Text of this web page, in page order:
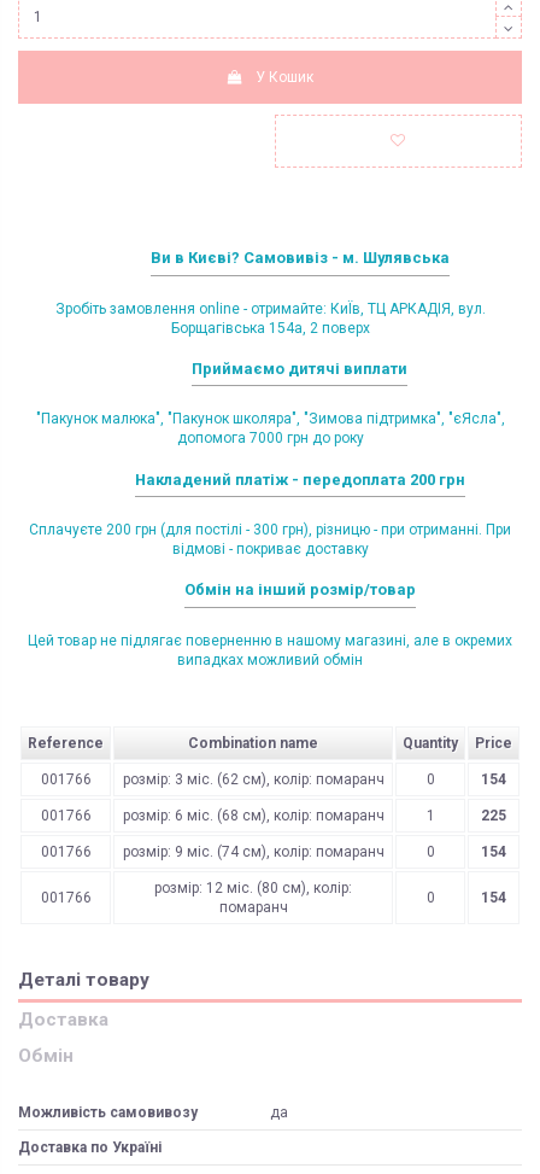
У Кошик
Ви в Києві? Самовивіз - м. Шулявська
Зробіть замовлення online - отримайте: КиЇв, ТЦ АРКАДІЯ, вул.
Борщагівська 154а, 2 поверх
Приймаємо дитячі виплати
"Пакунок малюка", "Пакунок школяра", "Зимова підтримка", "єЯсла",
допомога 7000 грн до року
Накладений платіж - передоплата 200 грн
Сплачуєте 200 грн (для постілі - 300 грн), різницю - при отриманні. При
відмові - покриває доставку
Обмін на інший розмір/товар
Цей товар не підлягає поверненню в нашому магазині, але в окремих
випадках можливий обмін
Reference Combination name Quantity Price
001766 розмір: 3 міс. (62 см), колір: помаранч 0 154
001766 розмір: 6 міс. (68 см), колір: помаранч 1 225
001766 розмір: 9 міс. (74 см), колір: помаранч 0 154
001766
розмір: 12 міс. (80 см), колір:
помаранч
0 154
Деталі товару
Доставка
Обмін
Можливість самовивозу да
Доставка по Україні